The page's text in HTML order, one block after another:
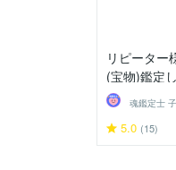
リピータ
(宝物)鑑定
魂鑑定士
5.0 (15)